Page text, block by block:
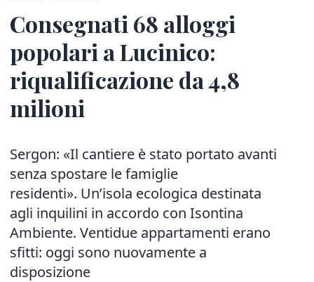
Consegnati 68 alloggi
popolari a Lucinico:
riqualificazione da 4,8
milioni
Sergon: «Il cantiere è stato portato avanti
senza spostare le famiglie
residenti». Un’isola ecologica destinata
agli inquilini in accordo con Isontina
Ambiente. Ventidue appartamenti erano
sfitti: oggi sono nuovamente a
disposizione